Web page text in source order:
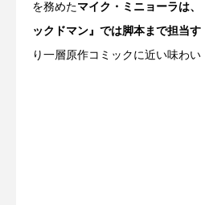
を務めたマイク・ミニョーラは
ックドマン』では脚本まで担当
り一層原作コミックに近い味わ